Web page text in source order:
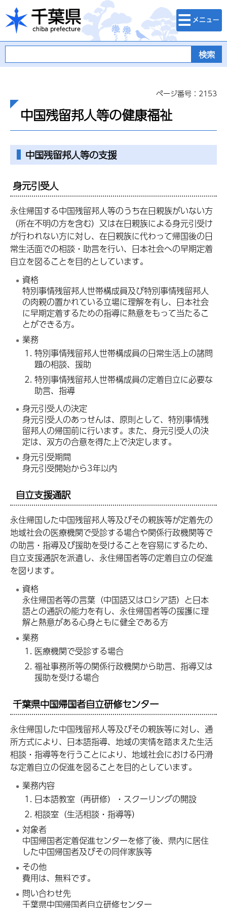
千葉県
検索・メニュ
ー
ページ番号：2153
中国残留邦人等の健康福祉
中国残留邦人等の支援
身元引受人
永住帰国する中国残留邦人等のうち在日親族がいない方
（所在不明の方を含む）又は在日親族による身元引受け
が行われない方に対し、在日親族に代わって帰国後の日
常生活面での相談・助言を行い、日本社会への早期定着
自立を図ることを目的としています。
資格
特別事情残留邦人世帯構成員及び特別事情残留邦人
の肉親の置かれている立場に理解を有し、日本社会
に早期定着するための指導に熱意をもって当たるこ
とができる方。
業務
特別事情残留邦人世帯構成員の日常生活上の諸問
題の相談、援助
特別事情残留邦人世帯構成員の定着自立に必要な
助言、指導
身元引受人の決定
身元引受人のあっせんは、原則として、特別事情残
留邦人の帰国前に行います。また、身元引受人の決
定は、双方の合意を得た上で決定します。
身元引受期間
身元引受開始から3年以内
自立支援通訳
永住帰国した中国残留邦人等及びその親族等が定着先の
地域社会の医療機関で受診する場合や関係行政機関等で
の助言・指導及び援助を受けることを容易にするため、
自立支援通訳を派遣し、永住帰国者等の定着自立の促進
を図ります。
資格
永住帰国者等の言葉（中国語又はロシア語）と日本
語との通訳の能力を有し、永住帰国者等の援護に理
解と熱意がある心身ともに健全である方
業務
医療機関で受診する場合
福祉事務所等の関係行政機関から助言、指導又は
援助を受ける場合
千葉県中国帰国者自立研修センター
永住帰国した中国残留邦人等及びその親族等に対し、通
所方式により、日本語指導、地域の実情を踏まえた生活
相談・指導等を行うことにより、地域社会における円滑
な定着自立の促進を図ることを目的としています。
業務内容
日本語教室（再研修）・スクーリングの開設
相談室（生活相談・指導等）
対象者
中国帰国者定着促進センターを修了後、県内に居住
した中国帰国者及びその同伴家族等
その他
費用は、無料です。
問い合わせ先
千葉県中国帰国者自立研修センター